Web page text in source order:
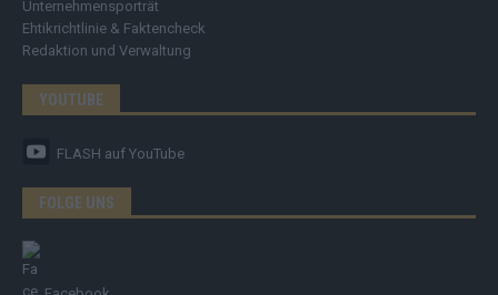
Unternehmensporträt
Ehtikrichtlinie & Faktencheck
Redaktion und Verwaltung
YOUTUBE
FLASH auf YouTube
FOLGE UNS